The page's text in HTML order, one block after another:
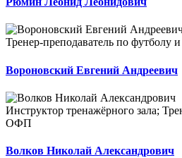
Тренер-преподаватель по футболу
Вороновский Евгений Андреевич
Инструктор тренажёрного зала;
ОФП
Волков Николай Александрович